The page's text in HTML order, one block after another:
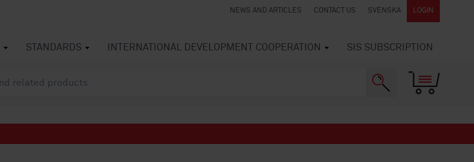
NEWS AND ARTICLES CONTACT US SVENSKA LOGIN
STANDARDS INTERNATIONAL DEVELOPMENT COOPERATION SIS SUBSCRIPTION